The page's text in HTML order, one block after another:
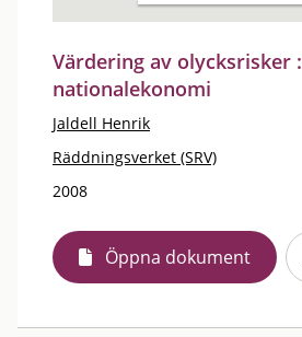
Värdering av olycksrisker :
nationalekonomi
Jaldell Henrik
Räddningsverket (SRV)
2008
Öppna dokument